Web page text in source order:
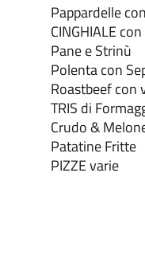
Pappardelle
CINGHIALE
Pane e Strinù
Polenta con
Roastbeef con
TRIS di
Crudo &
Patatine Fritte
PIZZE varie